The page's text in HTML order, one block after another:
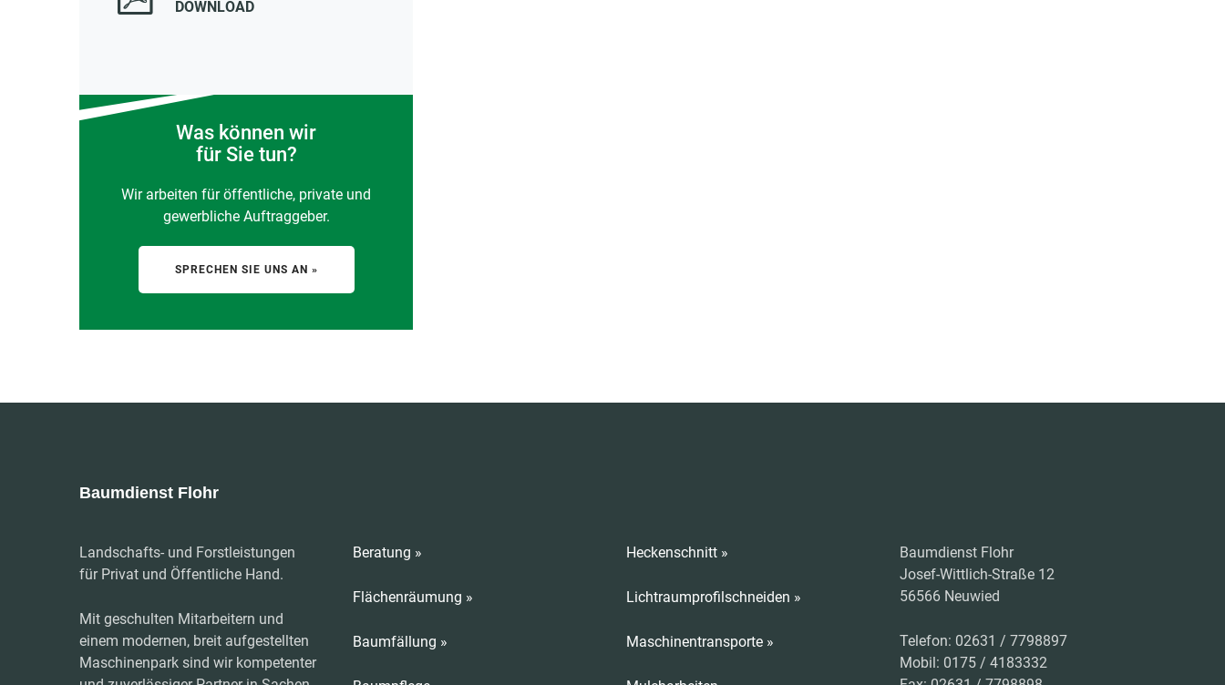
DOWNLOAD
Was können wir
für Sie tun?
Wir arbeiten für öffentliche, private und
gewerbliche Auftraggeber.
SPRECHEN SIE UNS AN »
Baumdienst Flohr
Landschafts- und Forstleistungen
für Privat und Öffentliche Hand.
Mit geschulten Mitarbeitern und
einem modernen, breit aufgestellten
Maschinenpark sind wir kompetenter
Beratung »
Flächenräumung »
Baumfällung »
Heckenschnitt »
Lichtraumprofilschneiden »
Maschinentransporte »
Baumdienst Flohr
Josef-Wittlich-Straße 12
56566 Neuwied
Telefon: 02631 / 7798897
Mobil: 0175 / 4183332